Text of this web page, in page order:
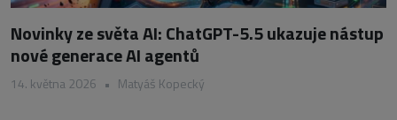
Novinky ze světa AI: ChatGPT-5.5 ukazuje nástup
nové generace AI agentů
14. května 2026 • Matyáš Kopecký